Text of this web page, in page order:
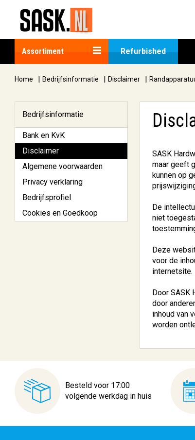
Assortiment Refurbished
Home | Bedrijfsinformatie | Disclaimer |
Bedrijfsinformatie
Bank en KvK
Disclaimer
Algemene voorwaarden
Privacy verklaring
Bedrijfsprofiel
Cookies en Goedkoop
SASK
maar geeft
kunnen op
De
niet
Deze
voor de
internetsite.
Door SASK
door
inhoud van
worden
Besteld voor 17:00
volgende werkdag in huis